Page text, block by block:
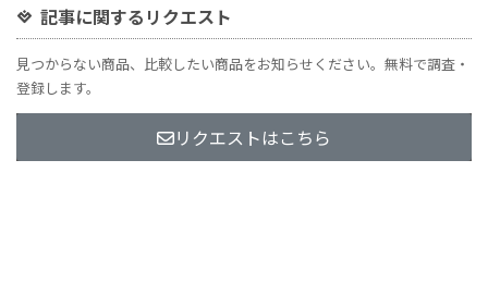
記事に関するリクエスト
見つからない商品、比較したい商品をお知らせください。無料で調査・
登録します。
リクエストはこちら